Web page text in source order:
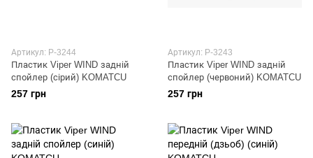
Артикул: P-3244
Пластик Viper WIND задній
спойлер (сірий) KOMATCU
257 грн
Артикул: P-3243
Пластик Viper WIND задній
спойлер (червоний) KOMATCU
257 грн